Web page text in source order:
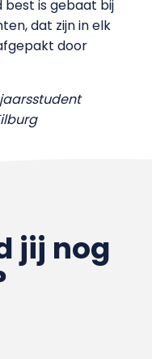
best is gebaat bij
dat zijn in elk
door
jij nog